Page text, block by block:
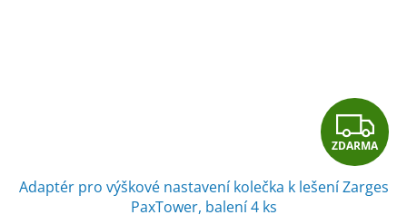
Z
D
A
ZDARMA
Adaptér pro výškové nastavení kolečka k lešení Zarges
PaxTower, balení 4 ks